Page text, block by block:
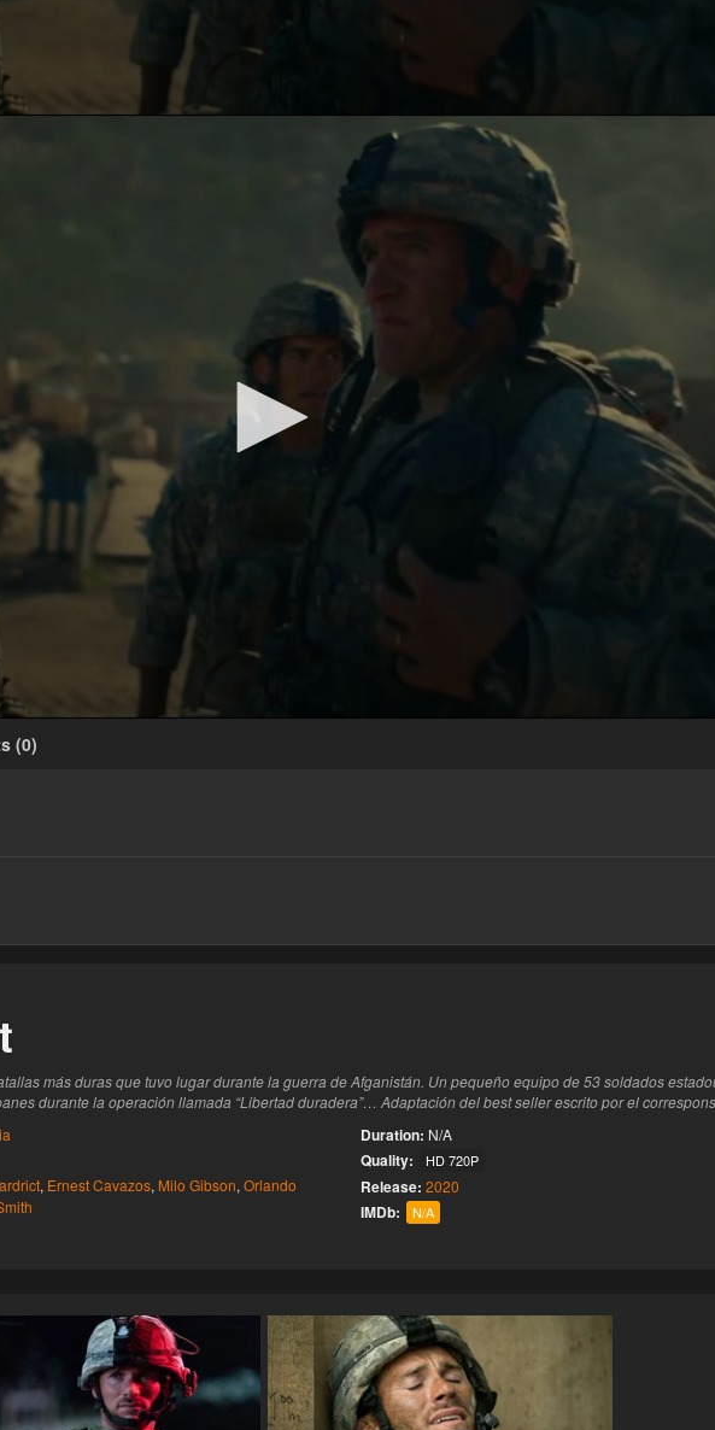
(0)
más duras que tuvo lugar durante la guerra de Afganistán. Un pequeño equipo de 53 soldados
durante la operación llamada “Libertad duradera”… Adaptación del best seller escrito por el
, Ernest Cavazos, Milo Gibson, Orlando
Duration: N/A
Quality: HD 720P
Release: 2020
IMDb: N/A